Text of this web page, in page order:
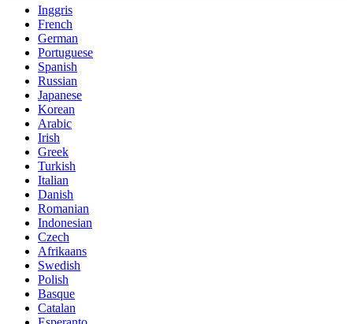
Inggris
French
German
Portuguese
Spanish
Russian
Japanese
Korean
Arabic
Irish
Greek
Turkish
Italian
Danish
Romanian
Indonesian
Czech
Afrikaans
Swedish
Polish
Basque
Catalan